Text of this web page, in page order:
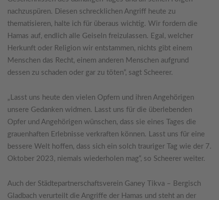
nachzuspüren. Diesen schrecklichen Angriff heute zu
thematisieren, halte ich für überaus wichtig. Wir fordern die
Hamas auf, endlich alle Geiseln freizulassen. Egal, welcher
Herkunft oder Religion wir entstammen, nichts gibt einem
Menschen das Recht, einem anderen Menschen aufgrund
dessen zu schaden oder gar zu töten“, sagt Scheerer.
„Lasst uns heute den vielen Opfern und ihren Angehörigen
unsere Gedanken widmen. Lasst uns für die überlebenden
Opfer und Angehörigen wünschen, dass sie eines Tages die
grauenhaften Erlebnisse verkraften können. Lasst uns für eine
bessere Welt hoffen, dass sich ein solch trauriger Tag wie der 7.
Oktober 2023, niemals wiederholen mag“, so Scheerer weiter.
Auch der Städtepartnerschaftsverein Ganey Tikva – Bergisch
Gladbach verurteilt die Angriffe der Hamas und steht an der